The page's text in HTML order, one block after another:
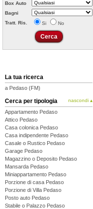
Box Auto
Bagni
Tratt. Ris.
Si No
La tua ricerca
a Pedaso (FM)
Cerca per tipologia nascondi ▴
Appartamento Pedaso
Attico Pedaso
Casa colonica Pedaso
Casa indipendente Pedaso
Casale o Rustico Pedaso
Garage Pedaso
Magazzino o Deposito Pedaso
Mansarda Pedaso
Miniappartamento Pedaso
Porzione di casa Pedaso
Porzione di Villa Pedaso
Posto auto Pedaso
Stabile o Palazzo Pedaso